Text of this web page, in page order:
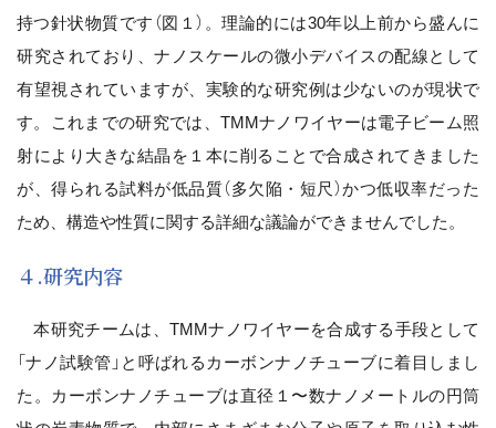
持つ針状物質です（図１）。理論的には30年以上前から盛んに
研究されており、ナノスケールの微小デバイスの配線として
有望視されていますが、実験的な研究例は少ないのが現状で
す。これまでの研究では、TMMナノワイヤーは電子ビーム照
射により大きな結晶を１本に削ることで合成されてきました
が、得られる試料が低品質（多欠陥・短尺）かつ低収率だった
ため、構造や性質に関する詳細な議論ができませんでした。
４.研究内容
本研究チームは、TMMナノワイヤーを合成する手段として
「ナノ試験管」と呼ばれるカーボンナノチューブに着目しまし
た。カーボンナノチューブは直径１〜数ナノメートルの円筒